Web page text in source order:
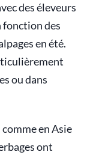
des éleveurs
fonction des
en été.
ou dans
en Asie
ont